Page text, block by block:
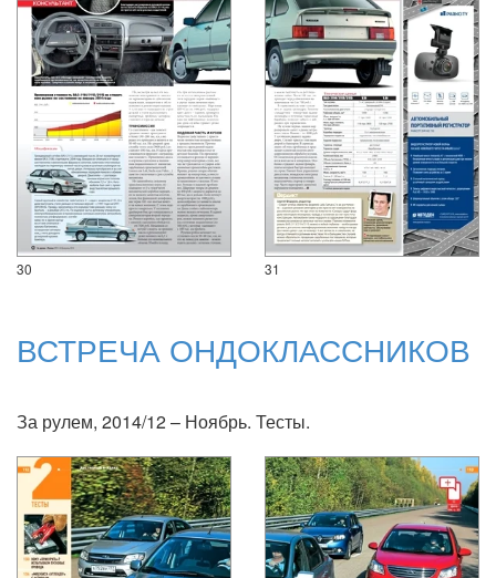
30 31
ВСТРЕЧА ОНДОКЛАССНИКОВ
За рулем, 2014/12 – Ноябрь. Тесты.